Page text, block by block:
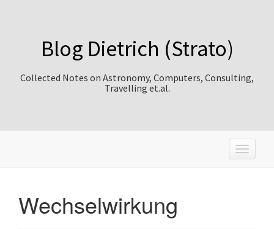
Blog Dietrich (Strato)
Collected Notes on Astronomy, Computers, Consulting,
Travelling et.al.
T
o
Wechselwirkung